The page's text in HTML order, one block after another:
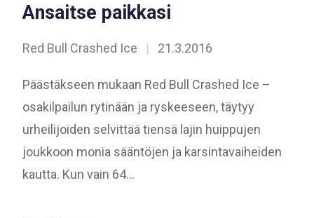
Ansaitse paikkasi
Red Bull Crashed Ice | 21.3.2016
Päästäkseen mukaan Red Bull Crashed Ice –
osakilpailun rytinään ja ryskeeseen, täytyy
urheilijoiden selvittää tiensä lajin huippujen
joukkoon monia sääntöjen ja karsintavaiheiden
kautta. Kun vain 64…